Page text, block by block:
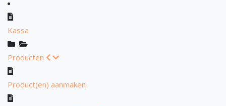
Kassa
Producten
Product(en) aanmaken